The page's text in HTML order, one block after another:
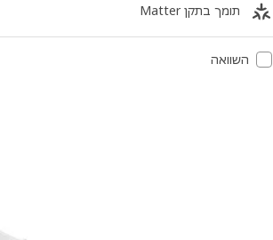
תומך בתקן Matter
השוואה